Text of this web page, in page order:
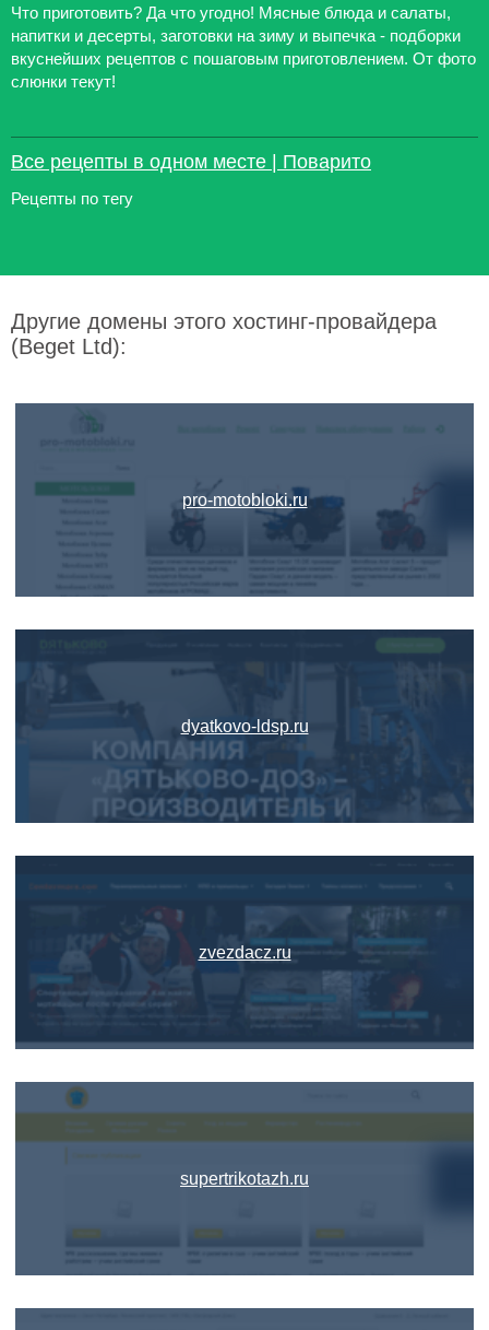
Что приготовить? Да что угодно! Мясные блюда и салаты,
напитки и десерты, заготовки на зиму и выпечка - подборки
вкуснейших рецептов с пошаговым приготовлением. От фото
слюнки текут!
Все рецепты в одном месте | Поварито
Рецепты по тегу
Другие домены этого хостинг-провайдера
(Beget Ltd):
pro-motobloki.ru
dyatkovo-ldsp.ru
zvezdacz.ru
supertrikotazh.ru